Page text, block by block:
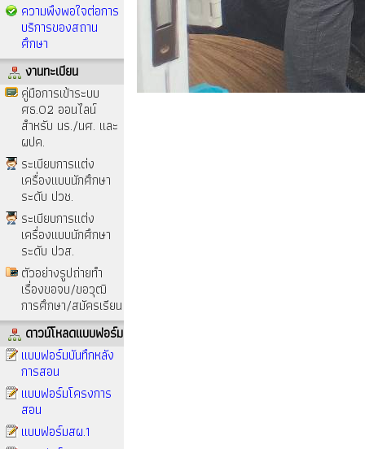
ความพึงพอใจต่อการ
บริการของสถาน
ศึกษา
งานทะเบียน
คู่มือการเข้าระบบ
ศธ.02 ออนไลน์
สำหรับ นร./นศ. และ
ผปค.
ระเบียบการแต่ง
เครื่องแบบนักศึกษา
ระดับ ปวช.
ระเบียบการแต่ง
เครื่องแบบนักศึกษา
ระดับ ปวส.
ตัวอย่างรูปถ่ายทำ
เรื่องขอจบ/ขอวุฒิ
การศึกษา/สมัครเรียน
ดาวน์โหลดแบบฟอร์ม
แบบฟอร์มบันทึกหลัง
การสอน
แบบฟอร์มโครงการ
สอน
แบบฟอร์มสผ.1